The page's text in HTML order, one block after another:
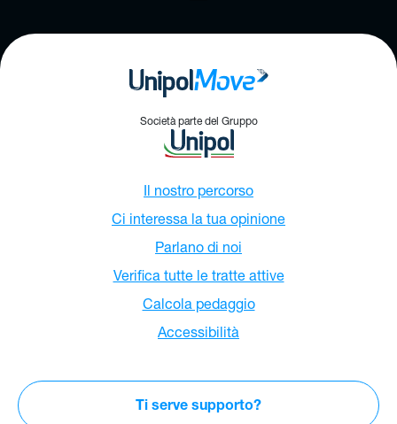
Società parte del Gruppo
Il nostro percorso
Ci interessa la tua opinione
Parlano di noi
Verifica tutte le tratte attive
Calcola pedaggio
Accessibilità
Ti serve supporto?